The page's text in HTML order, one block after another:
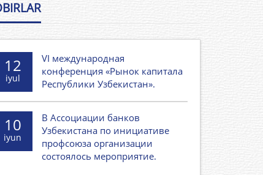
12
iyul
VI международная
конференция «Рынок капитала
Республики Узбекистан».
10
iyun
В Ассоциации банков
Узбекистана по инициативе
профсоюза организации
состоялось мероприятие.